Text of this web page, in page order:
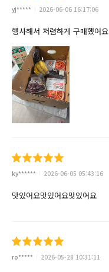
yj***** 2026-06-06 16:17:06
행사해서 저렴하게 구매했어요
ky****** 2026-06-05 05:43:16
맛있어요맛있어요맛있어요
ro***** 2026-05-28 10:31:11